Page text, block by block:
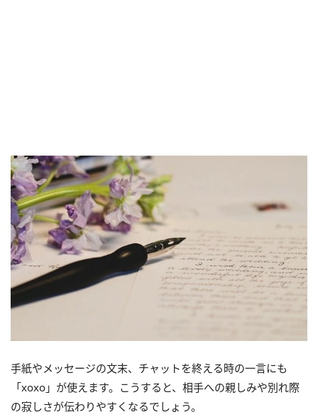
手紙やメッセージの文末、チャットを終える時の一言にも
「xoxo」が使えます。こうすると、相手への親しみや別れ際
の寂しさが伝わりやすくなるでしょう。